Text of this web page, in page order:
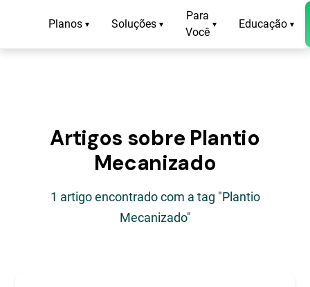
Planos ▾ Soluções ▾
Para
Você
▾ Educação ▾
Artigos sobre Plantio
Mecanizado
1 artigo encontrado com a tag "Plantio
Mecanizado"